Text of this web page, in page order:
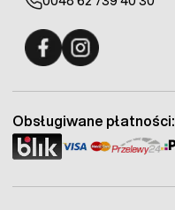
Obsługiwane płatności: